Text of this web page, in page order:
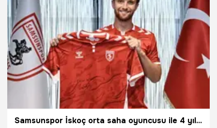
19.07.2026 Şampiy10
Samsunspor İskoç orta saha oyuncusu ile 4 yıllık sözleşme imzaladı